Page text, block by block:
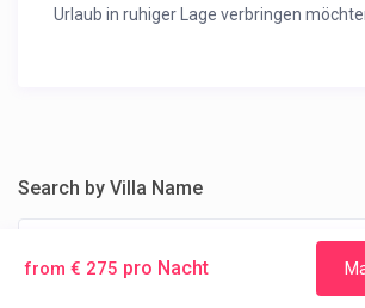
Urlaub in ruhiger Lage verbringen
Search by Villa Name
from € 275 pro Nacht